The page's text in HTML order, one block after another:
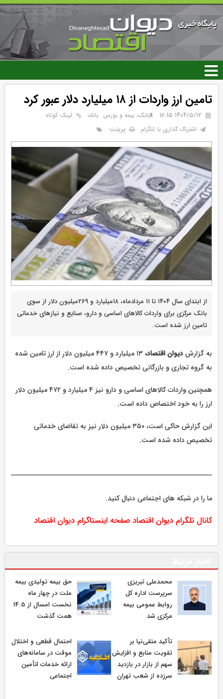
رفتن
محتوای
اصلی
تامین ارز واردات از ۱۸ میلیارد دلار عبور کرد
۱۴۰۴/۵/۱۲ 16:15 بانک، بیمه و بورس بانك
لینک کوتاه
اشتراک گذاری با تلگرام
پرینت
از ابتدای سال ۱۴۰۴ تا ۱۱ مردادماه، ۱۸میلیارد و ۲۶۹میلیون دلار از سوی
بانک مرکزی برای واردات کالاهای اساسی و دارو، صنایع و نیازهای خدماتی
تامین ارز شده است.
به گزارشدیوان اقتصاد،
۱۳ میلیارد و ۴۴۷ میلیون دلار از ارز تامین شده
به گروه تجاری و بازرگانی تخصیص داده شده است.
همچنین واردات کالاهای اساسی و دارو نیز ۴ میلیارد و ۴۷۲ میلیون دلار
ارز را به خود اختصاص داده است.
این گزارش حاکی است، ۳۵۰ میلیون دلار نیز به تقاضای خدماتی
تخصیص داده شده است.
ما را در شبکه های اجتماعی دنبال کنید.
کانال تلگرام دیوان اقتصاد صفحه اینستاگرام دیوان اقتصاد
محمدعلی تبریزی
سرپرست اداره كل
روابط عمومی بیمه
مركزی شد
حق بیمه تولیدی بیمه
ملت در چهار ماه
نخست امسال از 14.5
همت گذشت
تأکید متقی‌نیا بر
تقویت منابع و افزایش
سهم از بازار در بازدید
سرزده از شعب تهران
احتمال قطعی و اختلال
موقت در سامانه‌های
ارائه خدمات اتأمین
اجتماعی